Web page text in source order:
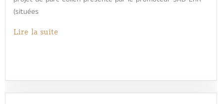
(situées
Lire la suite